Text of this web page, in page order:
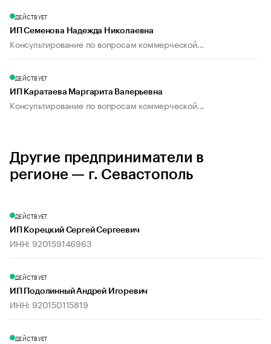
ДЕЙСТВУЕТ
ИП Семенова Надежда Николаевна
Консультирование по вопросам коммерческой...
ДЕЙСТВУЕТ
ИП Каратаева Маргарита Валерьевна
Консультирование по вопросам коммерческой...
Другие предприниматели в
регионе — г. Севастополь
ДЕЙСТВУЕТ
ИП Корецкий Сергей Сергеевич
ИНН: 920159146963
ДЕЙСТВУЕТ
ИП Подолинный Андрей Игоревич
ИНН: 920150115819
ДЕЙСТВУЕТ